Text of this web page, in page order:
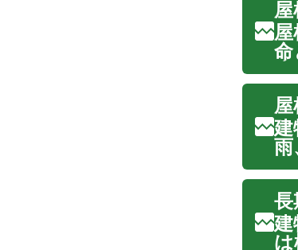
命
水
ぐ
ら
建
雨
役
因
る
長
建